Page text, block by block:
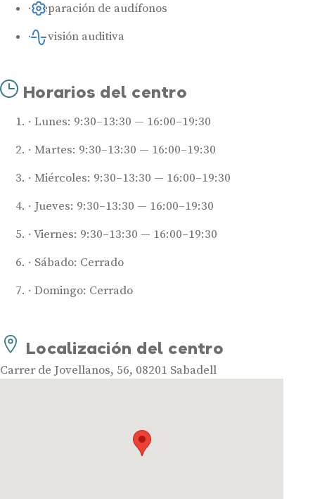
Reparación de audífonos
Revisión auditiva
Horarios del centro
Lunes: 9:30–13:30 — 16:00–19:30
Martes: 9:30–13:30 — 16:00–19:30
Miércoles: 9:30–13:30 — 16:00–19:30
Jueves: 9:30–13:30 — 16:00–19:30
Viernes: 9:30–13:30 — 16:00–19:30
Sábado: Cerrado
Domingo: Cerrado
Localización del centro
Carrer de Jovellanos, 56, 08201 Sabadell
Tipos de audífonos para la sordera
Audífonos baratos
Audífonos inteligentes
Audífonos potentes